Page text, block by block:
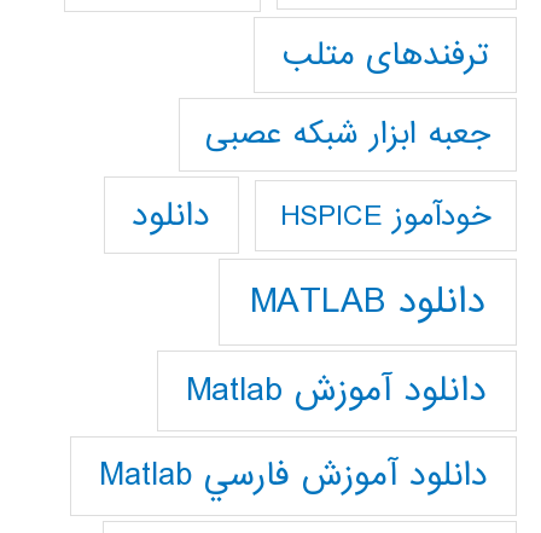
ترفندهای متلب
جعبه ابزار شبکه عصبی
خودآموز HSPICE دانلود
دانلود MATLAB
دانلود آموزش Matlab
دانلود آموزش فارسي Matlab